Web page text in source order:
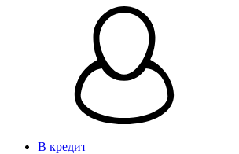
В кредит